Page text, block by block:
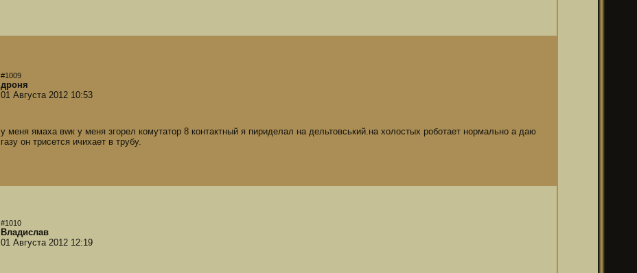
#1009
дроня
01 Августа 2012 10:53
у меня ямаха вwк у меня згорел комутатор 8 контактный я пириделал на дельтовський.на холостых роботает нормально а даю
газу он трисется ичихает в трубу.
#1010
Владислав
01 Августа 2012 12:19